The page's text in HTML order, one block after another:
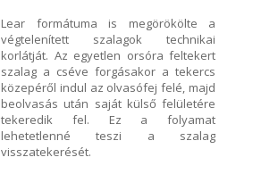
Lear formátuma is megörökölte a
végtelenített szalagok technikai
korlátját. Az egyetlen orsóra feltekert
szalag a cséve forgásakor a tekercs
közepéről indul az olvasófej felé, majd
beolvasás után saját külső felületére
tekeredik fel. Ez a folyamat
lehetetlenné teszi a szalag
visszatekerését.